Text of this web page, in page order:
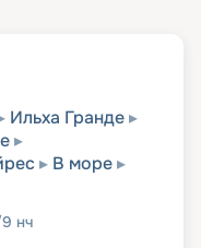
Ильха Гранде
В море
9 нч